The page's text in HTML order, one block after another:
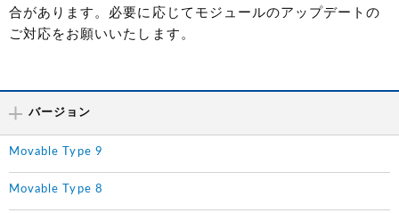
合があります。必要に応じてモジュールのアップデートの
ご対応をお願いいたします。
バージョン
Movable Type 9
Movable Type 8